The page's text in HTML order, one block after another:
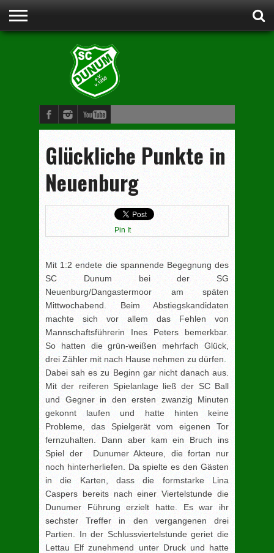
ANSPRECHPARTNER
SCHWIMMEN
KINDERTURNEN
BOGENSCHIESSEN
DAMENGYMNASTIK
Glückliche Punkte in
Neuenburg
Pin It
Mit 1:2 endete die spannende Begegnung des
SC Dunum bei der SG
Neuenburg/Dangastermoor am späten
Mittwochabend. Beim Abstiegskandidaten
machte sich vor allem das Fehlen von
Mannschaftsführerin Ines Peters bemerkbar.
So hatten die grün-weißen mehrfach Glück,
drei Zähler mit nach Hause nehmen zu dürfen.
Dabei sah es zu Beginn gar nicht danach aus.
Mit der reiferen Spielanlage ließ der SC Ball
und Gegner in den ersten zwanzig Minuten
gekonnt laufen und hatte hinten keine
Probleme, das Spielgerät vom eigenen Tor
fernzuhalten. Dann aber kam ein Bruch ins
Spiel der Dunumer Akteure, die fortan nur
noch hinterherliefen. Da spielte es den Gästen
in die Karten, dass die formstarke Lina
Caspers bereits nach einer Viertelstunde die
Dunumer Führung erzielt hatte. Es war ihr
sechster Treffer in den vergangenen drei
Partien. In der Schlussviertelstunde geriet die
Lettau Elf zunehmend unter Druck und hatte